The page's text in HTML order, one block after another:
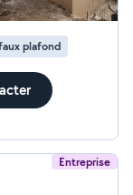
plafond
Entreprise